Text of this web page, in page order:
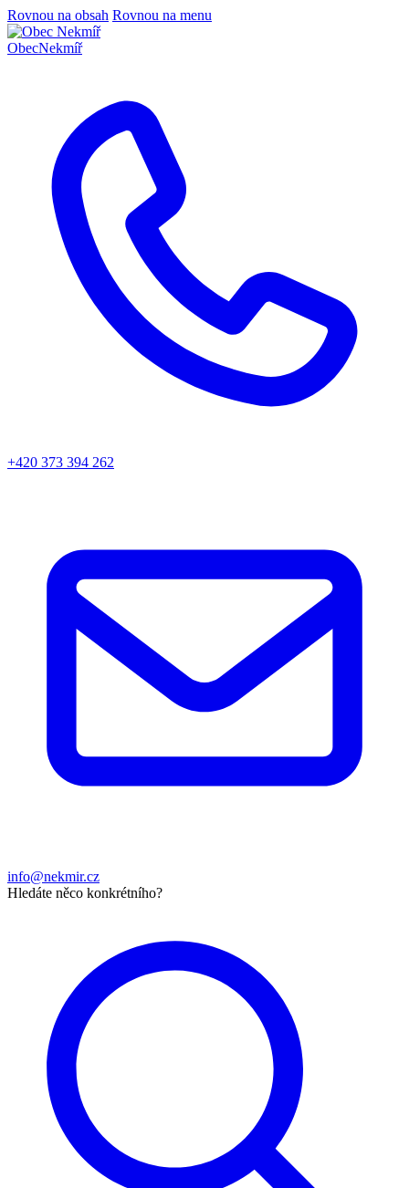
Rovnou na obsah Rovnou na menu
ObecNekmíř
+420 373 394 262
info@nekmir.cz
Hledáte něco konkrétního?